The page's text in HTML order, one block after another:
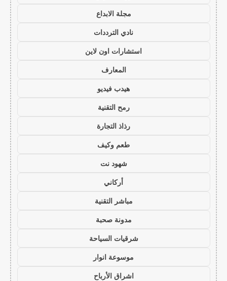
مجلة الابداع
نادي الترددات
استشارات اون لاين
المعارف
هيدب فيديو
رمح التقنية
رذاذ التجارة
طعم وكيف
شهود نت
أركاني
مباشر التقنية
مدونة صحبة
شرقيات السياحة
موسوعة انوار
اشراق الأرباح